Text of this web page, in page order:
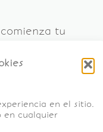
en el sitio.
en cualquier
tu